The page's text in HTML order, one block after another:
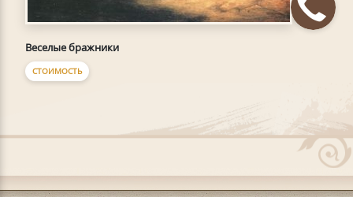
Веселые бражники
СТОИМОСТЬ